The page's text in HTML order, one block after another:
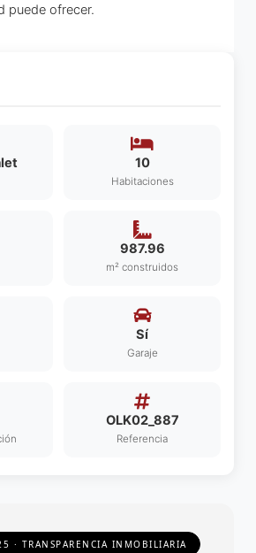
puede ofrecer.
10
Habitaciones
987.96
m² construidos
Sí
Garaje
OLK02_887
Referencia
· TRANSPARENCIA INMOBILIARIA